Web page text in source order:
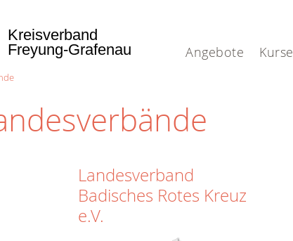
Angebote Kurse
Kreisverband
Freyung-Grafenau
Landesverband
Badisches Rotes Kreuz
e.V.